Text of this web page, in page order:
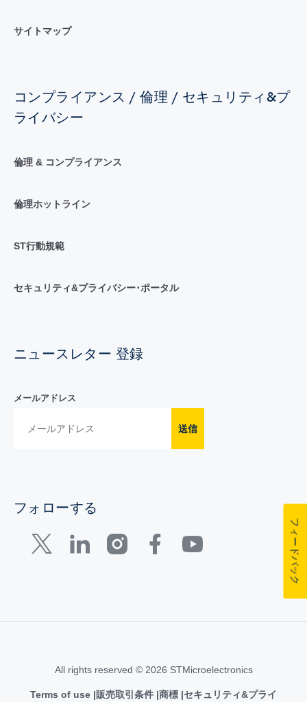
サイトマップ
コンプライアンス / 倫理 / セキュリティ&プ
ライバシー
倫理 & コンプライアンス
倫理ホットライン
ST行動規範
セキュリティ&プライバシー･ポータル
ニュースレター 登録
メールアドレス
送信
フォローする
All rights reserved © 2026 STMicroelectronics
Terms of use 販売取引条件 商標 セキュリティ&プライ
フィードバック